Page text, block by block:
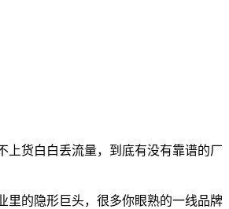
上货白白丢流量，到底有没有靠谱的厂
的隐形巨头，很多你眼熟的一线品牌